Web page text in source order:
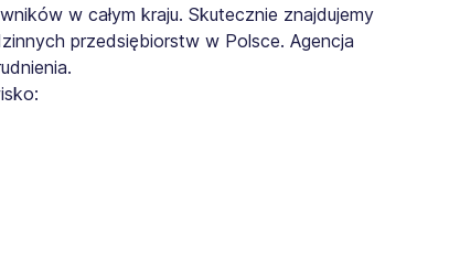
w całym kraju. Skutecznie znajdujemy
przedsiębiorstw w Polsce. Agencja